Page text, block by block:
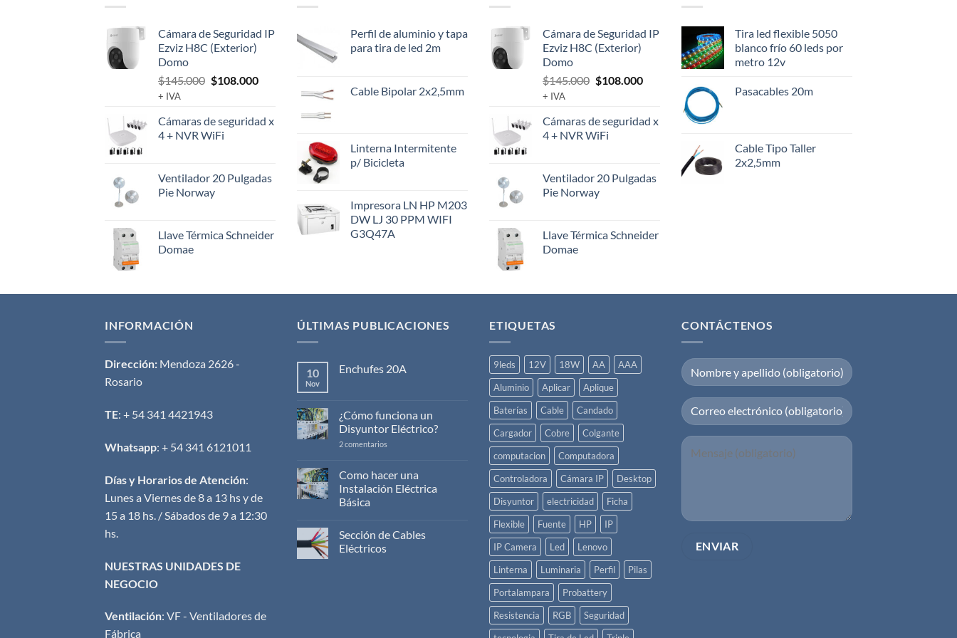
Cámara de Seguridad IP
Ezviz H8C (Exterior)
Domo
$145.000 El
era:
$145.000.
$108.000El
es:
+ IVA
Cámaras de seguridad x
4 + NVR WiFi
Ventilador 20 Pulgadas
Pie Norway
Llave Térmica Schneider
Domae
Perfil de aluminio y tapa
para tira de led 2m
Cable Bipolar 2x2,5mm
Linterna Intermitente
p/ Bicicleta
Impresora LN HP M203
DW LJ 30 PPM WIFI
G3Q47A
Cámara de Seguridad IP
Ezviz H8C (Exterior)
Domo
$145.000 El
era:
$145.000.
$108.000El
es:
+ IVA
Cámaras de seguridad x
4 + NVR WiFi
Ventilador 20 Pulgadas
Pie Norway
Llave Térmica Schneider
Domae
Tira led flexible 5050
blanco frío 60 leds por
metro 12v
Pasacables 20m
Cable Tipo Taller
2x2,5mm
INFORMACIÓN
Dirección: Mendoza 2626 -
Rosario
TE: + 54 341 4421943
Whatsapp: + 54 341 6121011
Días y Horarios de Atención:
Lunes a Viernes de 8 a 13 hs y de
15 a 18 hs. / Sábados de 9 a 12:30
hs.
NUESTRAS UNIDADES DE
NEGOCIO
Ventilación: VF - Ventiladores de
Fábrica
ÚLTIMAS PUBLICACIONES
10
Nov
Enchufes 20A
en
Enchufes
20A
¿Cómo funciona un
Disyuntor Eléctrico?
2 comentarios
Disyuntor
Eléctrico?
Como hacer una
Instalación Eléctrica
Básica
comentarios
en
Como
Sección de Cables
Eléctricos
ETIQUETAS
9leds 12V 18W AA
AAA
Aluminio
Aplicar
Aplique
Baterías
Cable
Candado
Cargador
Cobre
Colgante
computacion
Computadora
Controladora
Cámara IP
Desktop
Disyuntor
electricidad
Ficha
Flexible
Fuente HP
IP
IP Camera
Led
Lenovo
Linterna
Luminaria Perfil
Pilas
Portalampara
Probattery
Resistencia
RGB
Seguridad
CONTÁCTENOS